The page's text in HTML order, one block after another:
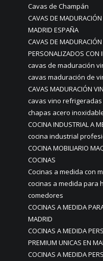
Cavas de Champán
CAVAS DE
MADRID ESPAÑA
CAVAS DE
PERSONALIZADOS CON
cavas de maduración
cavas maduración de
CAVAS MADURACIÓN
cavas vino
chapas acero
COCINA INDUSTRIAL A
cocina industrial
COCINA MOBILIARIO
COCINAS
Cocinas a medida con
cocinas a medida para
comedores
COCINAS A MEDIDA
MADRID
COCINAS A MEDIDA
PREMIUM UNICAS EN
COCINAS A MEDIDA